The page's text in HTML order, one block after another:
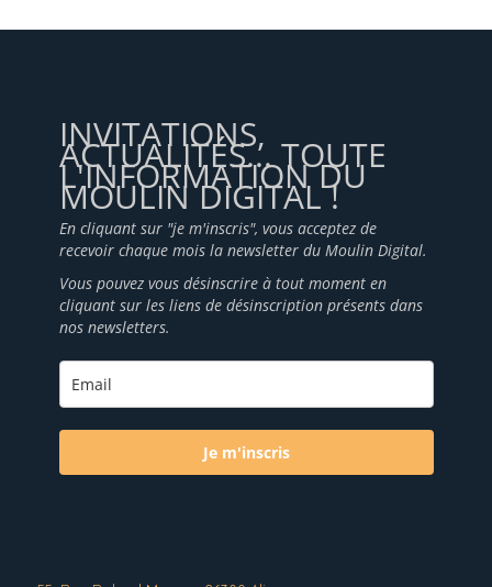
INVITATIONS,
ACTUALITÉS... TOUTE
L'INFORMATION DU
MOULIN DIGITAL !
En cliquant sur "je m'inscris", vous acceptez de
recevoir chaque mois la newsletter du Moulin Digital.
Vous pouvez vous désinscrire à tout moment en
cliquant sur les liens de désinscription présents dans
nos newsletters.
Je m'inscris